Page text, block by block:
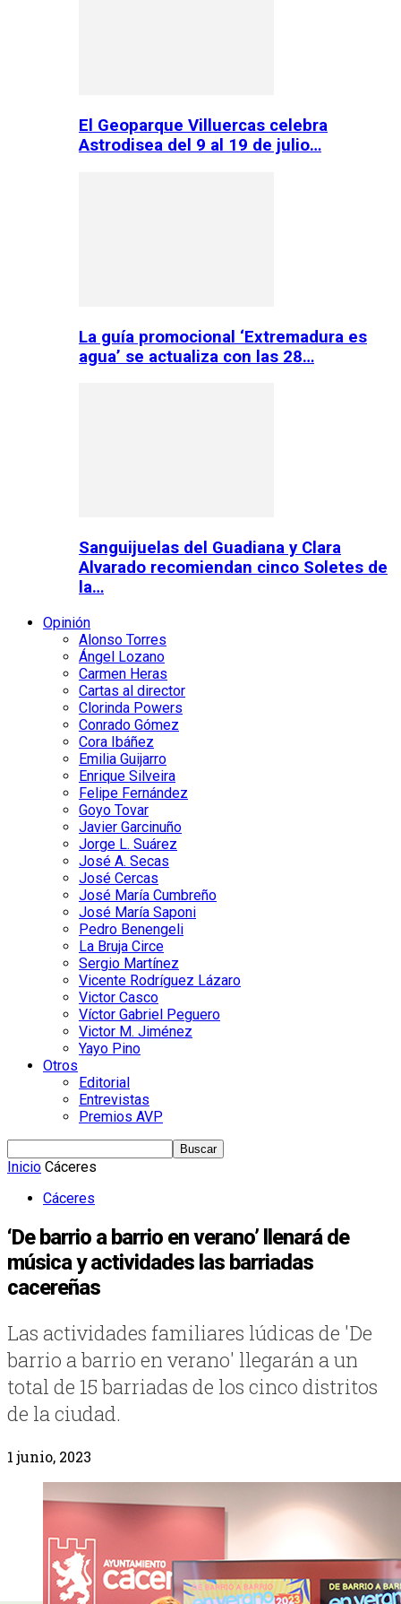
El Geoparque Villuercas celebra
Astrodisea del 9 al 19 de julio…
La guía promocional ‘Extremadura es
agua’ se actualiza con las 28…
Sanguijuelas del Guadiana y Clara
Alvarado recomiendan cinco Soletes de
la…
Opinión
Alonso Torres
Ángel Lozano
Carmen Heras
Cartas al director
Clorinda Powers
Conrado Gómez
Cora Ibáñez
Emilia Guijarro
Enrique Silveira
Felipe Fernández
Goyo Tovar
Javier Garcinuño
Jorge L. Suárez
José A. Secas
José Cercas
José María Cumbreño
José María Saponi
Pedro Benengeli
La Bruja Circe
Sergio Martínez
Vicente Rodríguez Lázaro
Victor Casco
Víctor Gabriel Peguero
Victor M. Jiménez
Yayo Pino
Otros
Editorial
Entrevistas
Premios AVP
Inicio Cáceres
Cáceres
‘De barrio a barrio en verano’ llenará de
música y actividades las barriadas
cacereñas
Las actividades familiares lúdicas de 'De
barrio a barrio en verano' llegarán a un
total de 15 barriadas de los cinco distritos
de la ciudad.
1 junio, 2023